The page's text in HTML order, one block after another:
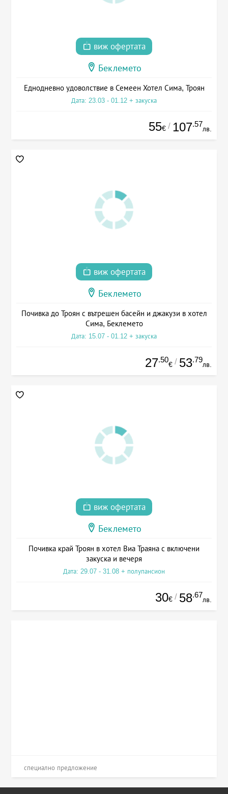
виж офертата
Беклемето
Еднодневно удоволствие в Семеен Хотел Сима, Троян
Дата: 23.03 - 01.12 + закуска
55€ / 107.57
лв.
виж офертата
Беклемето
Почивка до Троян с вътрешен басейн и джакузи в хотел
Сима, Беклемето
Дата: 15.07 - 01.12 + закуска
27.50
€ / 53.79
лв.
виж офертата
Беклемето
Почивка край Троян в хотел Виа Траяна с включени
закуска и вечеря
Дата: 29.07 - 31.08 + полупансион
30€ / 58.67
лв.
специално предложение